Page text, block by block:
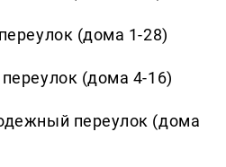
(дома 1-28)
(дома 4-16)
переулок (дома